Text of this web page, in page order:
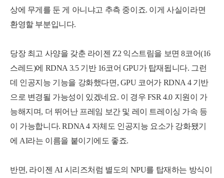
상에 무게를 둔 게 아니냐고 추측 중이죠. 이게 사실이라면
환영할 부분입니다.
당장 최고 사양을 갖춘 라이젠 Z2 익스트림을 보면 8코어(16
스레드)에 RDNA 3.5 기반 16코어 GPU가 탑재됩니다. 그런
데 인공지능 기능을 강화했다면, GPU 코어가 RDNA 4 기반
으로 변경될 가능성이 있겠네요. 이 경우 FSR 4.0 지원이 가
능해지며, 더 뛰어난 프레임 보간 및 레이 트레이싱 가속 등
이 가능합니다. RDNA 4 자체도 인공지능 요소가 강화됐기
에 AI라는 이름을 붙이기에도 좋죠.
반면, 라이젠 AI 시리즈처럼 별도의 NPU를 탑재하는 방식이